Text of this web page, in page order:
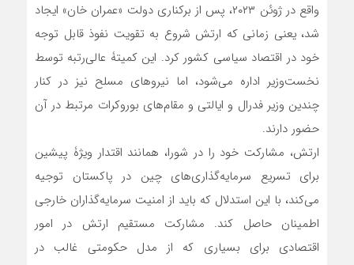
واقع در ژوئن ۲۰۲۳، پس از برکناری دولت «عمران خان» ایجاد
شد، یعنی زمانی که ارتش شروع به تقویت نفوذ قابل توجه
خود در اقتصاد سیاسی کشور کرد. این کمیتۀ عالی‌رتبه توسط
نخست‌وزیر اداره می‌شود، اما نیروهای مسلح نیز در کنار
چندین وزیر فدرال و ایالتی و مقام‌های بوروکرات مرتبط در آن
حضور دارند.
ارتش، مشارکت خود را در شورا، همانند اقتدار ویژۀ پیشین
برای تسریع سرمایه‌گذاری‌های چین در پاکستان توجیه
می‌کند، با این استدلال که باید از امنیت سرمایه‌گذاران خارجی
اطمینان حاصل کند. مشارکت مستقیم ارتش در امور
اقتصادی برای بسیاری که از مدل حکومتی غالب در